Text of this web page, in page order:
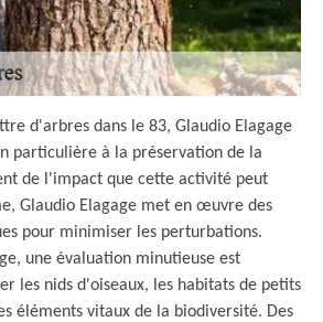
d'arbres dans le 83, Glaudio Elagage
particulière à la préservation de la
de l'impact que cette activité peut
Glaudio Elagage met en œuvre des
pour minimiser les perturbations.
une évaluation minutieuse est
les nids d'oiseaux, les habitats de petits
éléments vitaux de la biodiversité. Des